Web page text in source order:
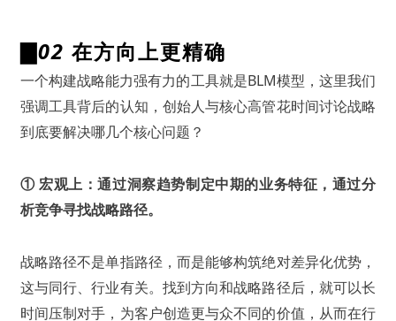
▇02 在方向上更精确
一个构建战略能力强有力的工具就是BLM模型，这里我们
强调工具背后的认知，创始人与核心高管花时间讨论战略
到底要解决哪几个核心问题？
① 宏观上：通过洞察趋势制定中期的业务特征，通过分
析竞争寻找战略路径。
战略路径不是单指路径，而是能够构筑绝对差异化优势，
这与同行、行业有关。找到方向和战略路径后，就可以长
时间压制对手，为客户创造更与众不同的价值，从而在行